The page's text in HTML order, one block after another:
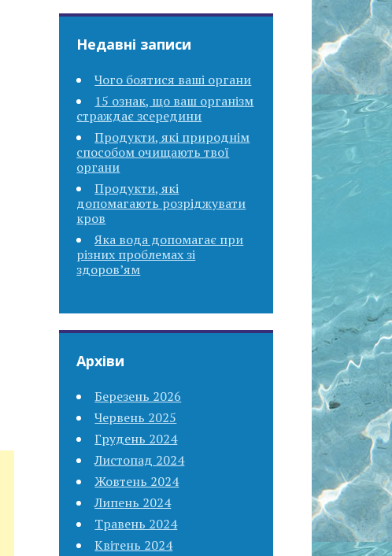
Недавні записи
Чого боятися ваші органи
15 ознак, що ваш організм
страждає зсередини
Продукти, які природнім
способом очищають твої
органи
Продукти, які
допомагають розріджувати
кров
Яка вода допомагає при
різних проблемах зі
здоров’ям
Архіви
Березень 2026
Червень 2025
Грудень 2024
Листопад 2024
Жовтень 2024
Липень 2024
Травень 2024
Квітень 2024